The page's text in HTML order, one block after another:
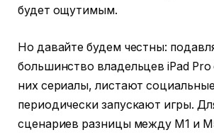
будет ощутимым.
Но давайте будем честны:
большинство владельцев iPad Pro
них сериалы, листают
периодически запускают игры.
сценариев разницы между M1 и